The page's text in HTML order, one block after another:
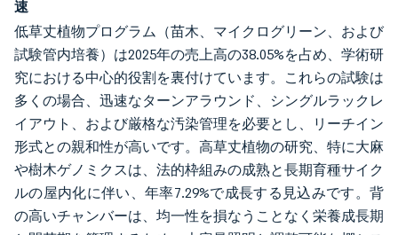
速
低草丈植物プログラム（苗木、マイクログリーン、および
試験管内培養）は2025年の売上高の38.05%を占め、学術研
究における中心的役割を裏付けています。これらの試験は
多くの場合、迅速なターンアラウンド、シングルラックレ
イアウト、および厳格な汚染管理を必要とし、リーチイン
形式との親和性が高いです。高草丈植物の研究、特に大麻
や樹木ゲノミクスは、法的枠組みの成熟と長期育種サイク
ルの屋内化に伴い、年率7.29%で成長する見込みです。背
の高いチャンバーは、均一性を損なうことなく栄養成長期